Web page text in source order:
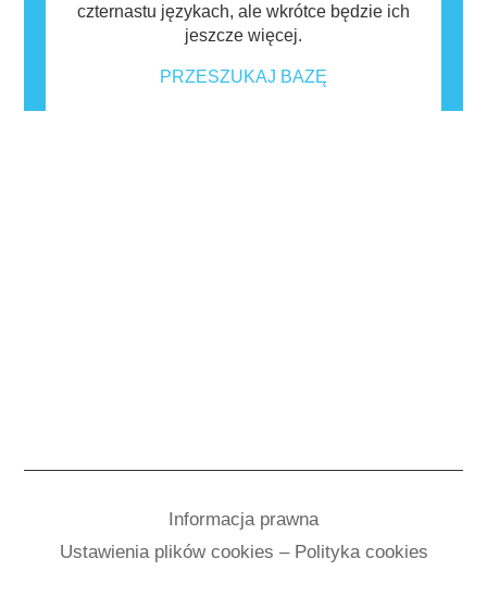
czternastu językach, ale wkrótce będzie ich
jeszcze więcej.
PRZESZUKAJ BAZĘ
Informacja prawna
Ustawienia plików cookies – Polityka cookies